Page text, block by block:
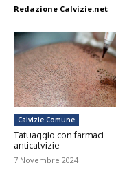
Redazione Calvizie.net -
Calvizie Comune
Tatuaggio con farmaci
anticalvizie
7 Novembre 2024